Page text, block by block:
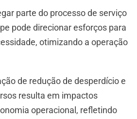
parte do processo de serviço
pode direcionar esforços para
otimizando a operação
de redução de desperdício e
resulta em impactos
operacional, refletindo